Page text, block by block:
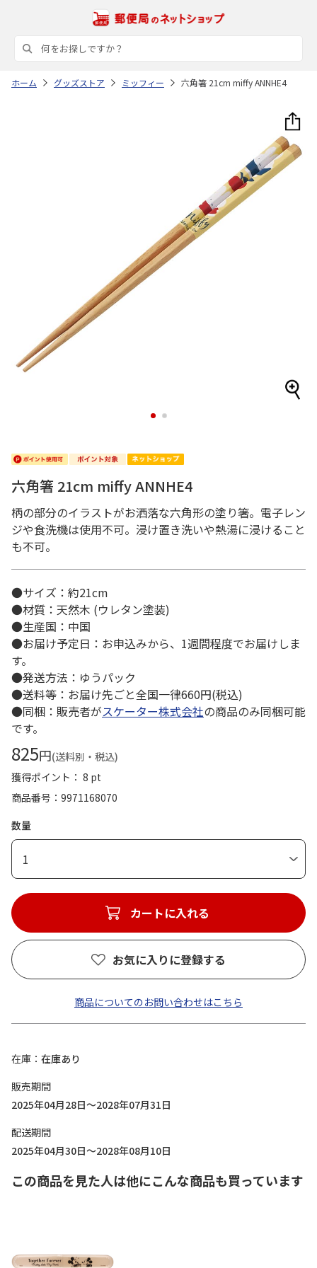
ホーム グッズストア ミッフィー 六角箸 21cm miffy ANNHE4
1 2
六角箸 21cm miffy ANNHE4
柄の部分のイラストがお洒落な六角形の塗り箸。電子レン
ジや食洗機は使用不可。浸け置き洗いや熱湯に浸けること
も不可。
●サイズ：約21cm
●材質：天然木 (ウレタン塗装)
●生産国：中国
●お届け予定日：お申込みから、1週間程度でお届けしま
す。
●発送方法：ゆうパック
●送料等：お届け先ごと全国一律660円(税込)
●同梱：販売者がスケーター株式会社の商品のみ同梱可能
です。
825円(送料別・税込)
獲得ポイント： 8 pt
商品番号
9971168070
数量
1
カートに入れる
お気に入りに登録する
商品についてのお問い合わせはこちら
在庫
在庫あり
販売期間
2025年04月28日～2028年07月31日
配送期間
2025年04月30日～2028年08月10日
この商品を見た人は他にこんな商品も買っています